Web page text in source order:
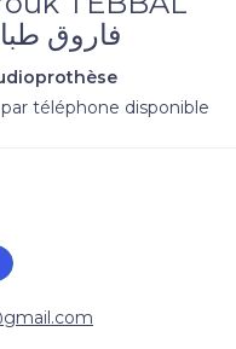
فاروق
téléphone disponible